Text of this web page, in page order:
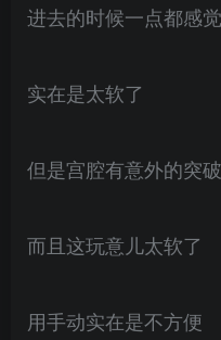
进去的时候一点都感
实在是太软了
但是宫腔有意外的突
而且这玩意儿太软了
用手动实在是不方便